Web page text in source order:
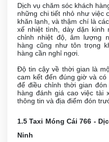
Dịch vụ chăm sóc khách
những chi tiết nhỏ như việc
khăn lạnh, và thậm chí là
xế nhiệt tình, dày dặn kinh
chỉnh nhiệt độ, âm lượng
hàng cũng như tôn trọng
hàng cần nghỉ ngơi.
Độ tin cậy về thời gian là
cam kết đến đúng giờ và
để điều chỉnh thời gian
hàng đánh giá cao việc tài
thông tin và địa điểm đón
1.5 Taxi Móng Cái 766 -
Ninh